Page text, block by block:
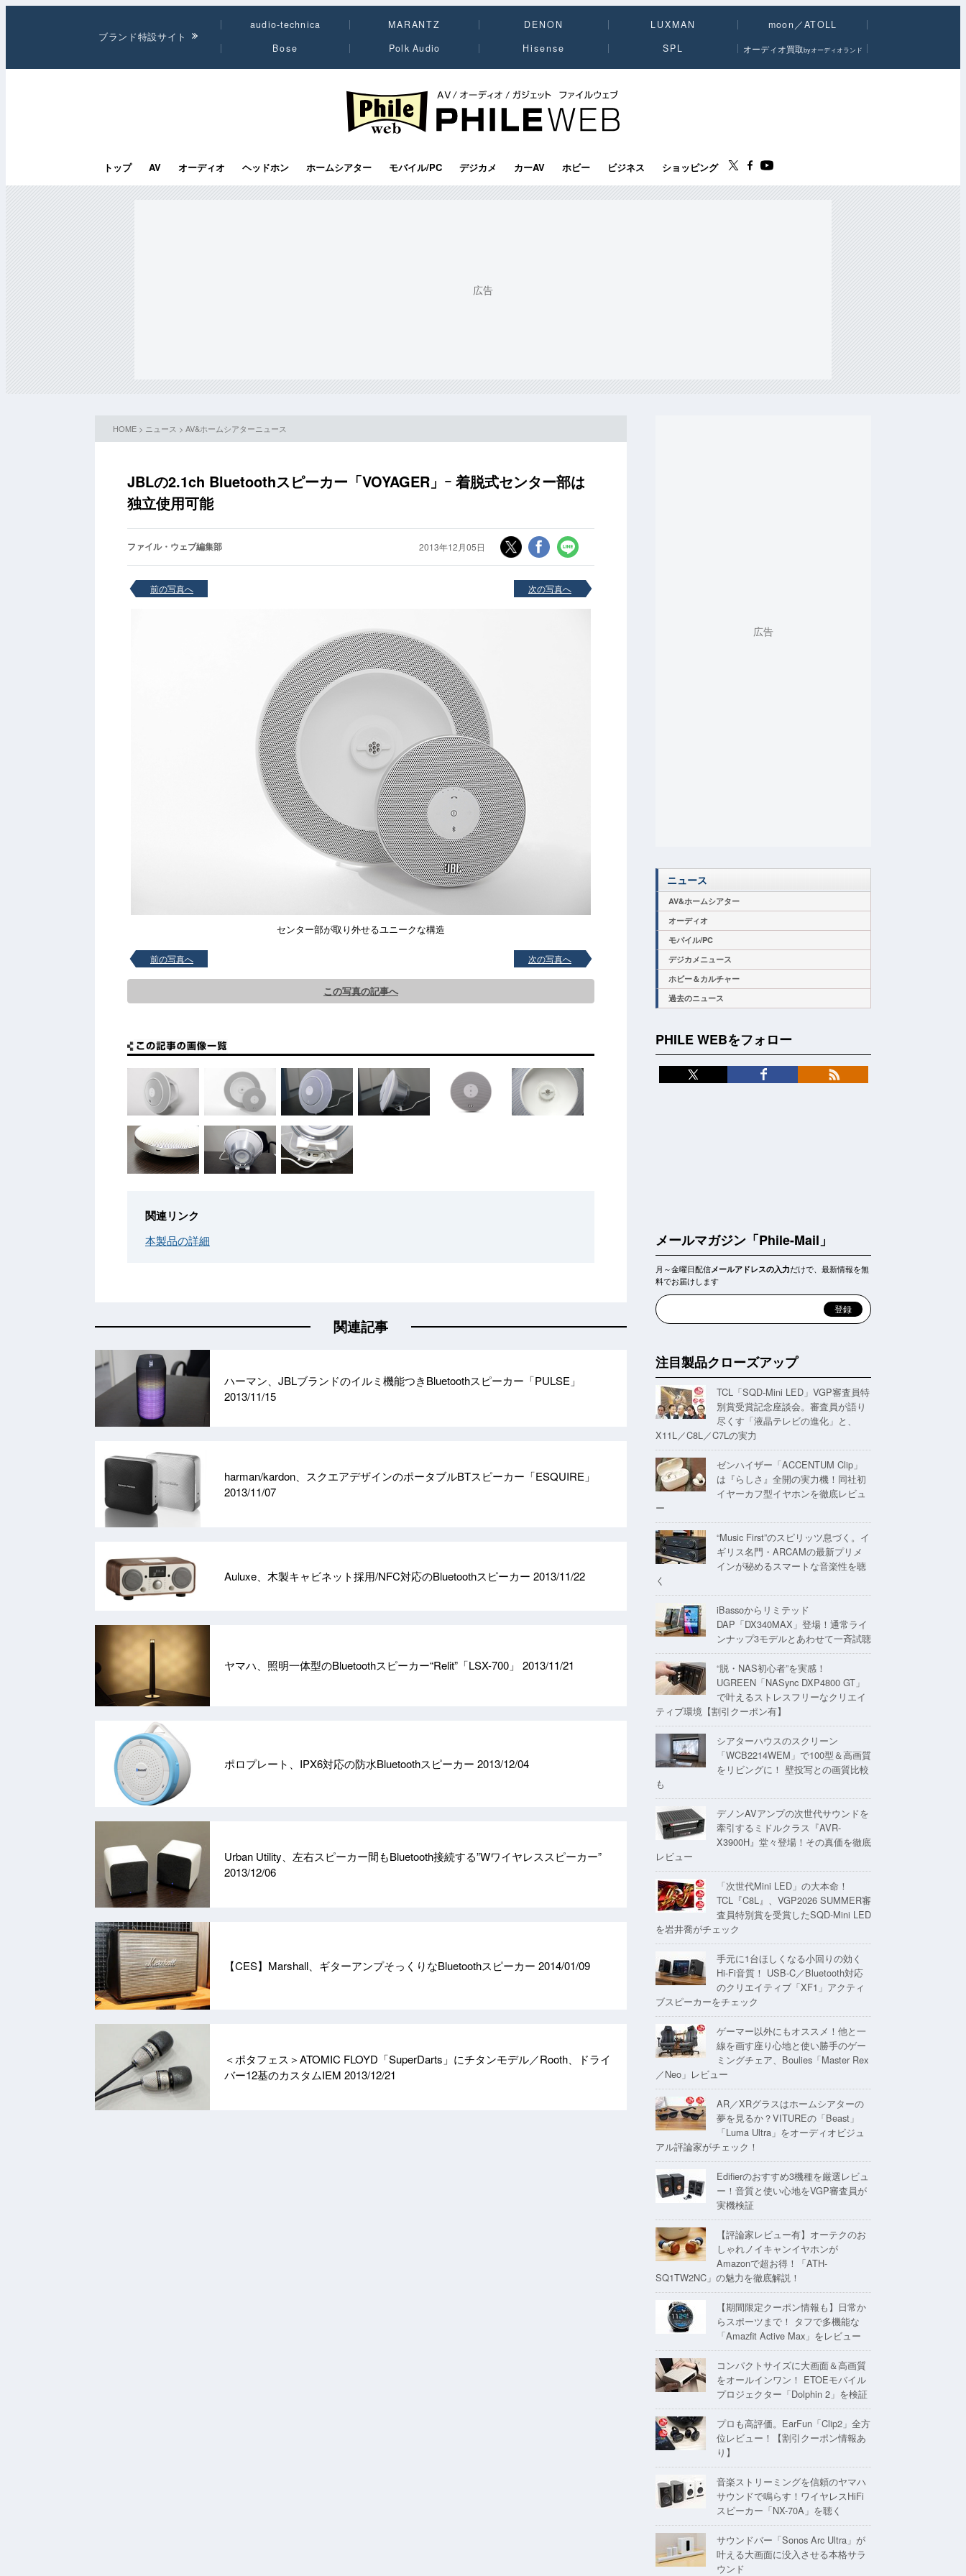
ブランド特設サイト
audio-technica MARANTZ DENON LUXMAN
moon／ATOLL
Bose
Polk Audio Hisense SPL オーディオ買取byオーディオランド
PHILE WEB｜AV/オーディオ/ガジェット
トップ AV オーディオ ヘッドホン ホームシアター モバイル/PC デジカメ カーAV ホビー ビジネス ショッピング
HOME > ニュース > AV&ホームシアターニュース
JBLの2.1ch Bluetoothスピーカー「VOYAGER」ｰ 着脱式センター部は
独立使用可能
ファイル・ウェブ編集部 2013年12月05日
前の写真へ 次の写真へ
センター部が取り外せるユニークな構造
前の写真へ 次の写真へ
この写真の記事へ
関連リンク
本製品の詳細
関連記事
ハーマン、JBLブランドのイルミ機能つきBluetoothスピーカー「PULSE」
2013/11/15
harman/kardon、スクエアデザインのポータブルBTスピーカー「ESQUIRE」
2013/11/07
Auluxe、木製キャビネット採用/NFC対応のBluetoothスピーカー 2013/11/22
ヤマハ、照明一体型のBluetoothスピーカー“Relit”「LSX-700」 2013/11/21
ポロプレート、IPX6対応の防水Bluetoothスピーカー 2013/12/04
Urban Utility、左右スピーカー間もBluetooth接続する”Wワイヤレススピーカー”
2013/12/06
【CES】Marshall、ギターアンプそっくりなBluetoothスピーカー 2014/01/09
＜ポタフェス＞ATOMIC FLOYD「SuperDarts」にチタンモデル／Rooth、ドライ
バー12基のカスタムIEM 2013/12/21
ニュース
AV&ホームシアター
オーディオ
モバイル/PC
デジカメニュース
ホビー＆カルチャー
過去のニュース
PHILE WEBをフォロー
メールマガジン「Phile-Mail」
月～金曜日配信メールアドレスの入力だけで、最新情報を無
料でお届けします
注目製品クローズアップ
TCL「SQD-Mini LED」VGP審査員特
別賞受賞記念座談会。審査員が語り
尽くす「液晶テレビの進化」と、
X11L／C8L／C7Lの実力
ゼンハイザー「ACCENTUM Clip」
は『らしさ』全開の実力機！同社初
イヤーカフ型イヤホンを徹底レビュ
ー
“Music First”のスピリッツ息づく。イ
ギリス名門・ARCAMの最新プリメ
インが秘めるスマートな音楽性を聴
く
iBassoからリミテッド
DAP「DX340MAX」登場！通常ライ
ンナップ3モデルとあわせて一斉試聴
“脱・NAS初心者”を実感！
UGREEN「NASync DXP4800 GT」
で叶えるストレスフリーなクリエイ
ティブ環境【割引クーポン有】
シアターハウスのスクリーン
「WCB2214WEM」で100型＆高画質
をリビングに！ 壁投写との画質比較
も
デノンAVアンプの次世代サウンドを
牽引するミドルクラス『AVR-
X3900H』堂々登場！その真価を徹底
レビュー
「次世代Mini LED」の大本命！
TCL『C8L』、VGP2026 SUMMER審
査員特別賞を受賞したSQD-Mini LED
を岩井喬がチェック
手元に1台ほしくなる小回りの効く
Hi-Fi音質！ USB-C／Bluetooth対応
のクリエイティブ「XF1」アクティ
ブスピーカーをチェック
ゲーマー以外にもオススメ！他と一
線を画す座り心地と使い勝手のゲー
ミングチェア、Boulies「Master Rex
／Neo」レビュー
AR／XRグラスはホームシアターの
夢を見るか？VITUREの「Beast」
「Luma Ultra」をオーディオビジュ
アル評論家がチェック！
Edifierのおすすめ3機種を厳選レビュ
ー！音質と使い心地をVGP審査員が
実機検証
【評論家レビュー有】オーテクのお
しゃれノイキャンイヤホンが
Amazonで超お得！「ATH-
SQ1TW2NC」の魅力を徹底解説！
【期間限定クーポン情報も】日常か
らスポーツまで！ タフで多機能な
「Amazfit Active Max」をレビュー
コンパクトサイズに大画面＆高画質
をオールインワン！ ETOEモバイル
プロジェクター「Dolphin 2」を検証
プロも高評価。EarFun「Clip2」全方
位レビュー！【割引クーポン情報あ
り】
音楽ストリーミングを信頼のヤマハ
サウンドで鳴らす！ワイヤレスHiFi
スピーカー「NX-70A」を聴く
サウンドバー「Sonos Arc Ultra」が
叶える大画面に没入させる本格サラ
ウンド